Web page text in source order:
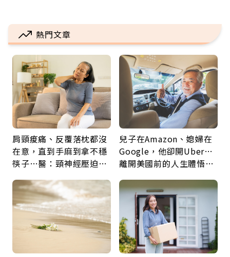
熱門文章
肩頸痠痛、反覆落枕都沒
在意，直到手麻到拿不穩
筷子…醫：頸神經壓迫上
鍵
兒子在Amazon、媳婦在
Google，他卻開Uber…
離開美國前的人生體悟：